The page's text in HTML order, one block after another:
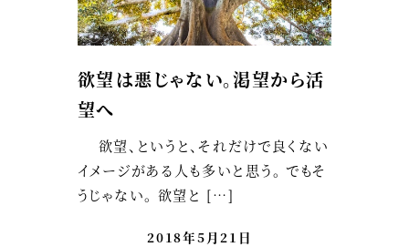
欲望は悪じゃない。渇望から活
望へ
欲望、というと、それだけで良くない
イメージがある人も多いと思う。 でもそ
うじゃない。 欲望と […]
2018年5月21日